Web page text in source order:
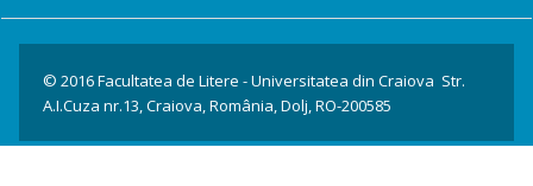
© 2016 Facultatea de Litere - Universitatea din Craiova Str.
A.I.Cuza nr.13, Craiova, România, Dolj, RO-200585